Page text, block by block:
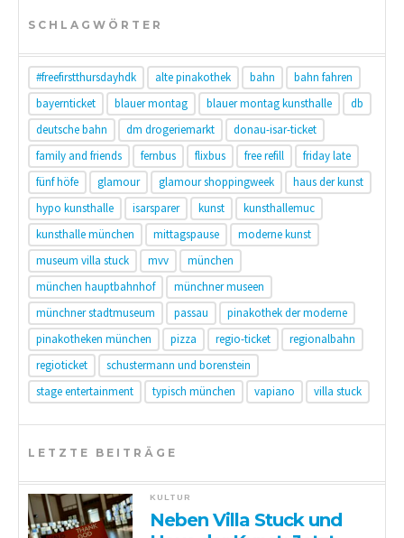
SCHLAGWÖRTER
#freefirstthursdayhdk alte pinakothek bahn
bahn fahren
bayernticket
blauer montag blauer montag kunsthalle
db
deutsche bahn
dm drogeriemarkt
donau-isar-ticket
family and friends
fernbus flixbus free refill
friday late
fünf höfe
glamour glamour shoppingweek
haus der kunst
hypo kunsthalle
isarsparer kunst
kunsthallemuc
kunsthalle münchen
mittagspause
moderne kunst
museum villa stuck
mvv
münchen
münchen hauptbahnhof
münchner museen
münchner stadtmuseum
passau
pinakothek der moderne
pinakotheken münchen
pizza regio-ticket
regionalbahn
regioticket
schustermann und borenstein
stage entertainment
typisch münchen vapiano villa stuck
LETZTE BEITRÄGE
KULTUR
Neben Villa Stuck und